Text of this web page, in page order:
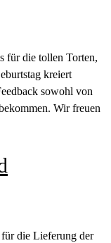
für die tollen Torten,
kreiert
sowohl von
Wir freuen
die Lieferung der